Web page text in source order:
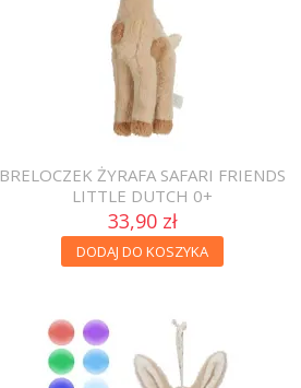
BRELOCZEK ŻYRAFA SAFARI FRIENDS
LITTLE DUTCH 0+
33,90 zł
DODAJ DO KOSZYKA